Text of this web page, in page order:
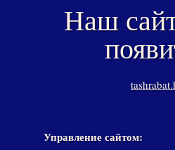
Наш
Управление сайтом: